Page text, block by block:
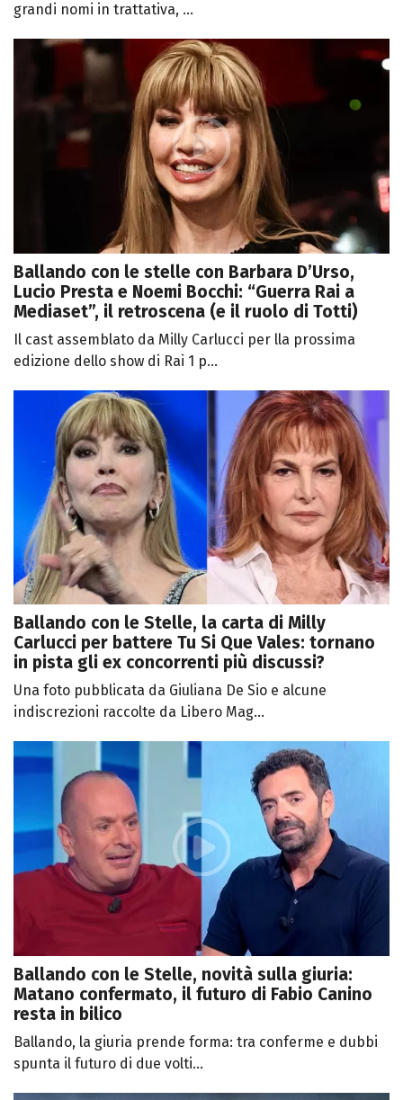
grandi nomi in trattativa, ...
Ballando con le stelle con Barbara D’Urso,
Lucio Presta e Noemi Bocchi: “Guerra Rai a
Mediaset”, il retroscena (e il ruolo di Totti)
Il cast assemblato da Milly Carlucci per lla prossima
edizione dello show di Rai 1 p...
Ballando con le Stelle, la carta di Milly
Carlucci per battere Tu Si Que Vales: tornano
in pista gli ex concorrenti più discussi?
Una foto pubblicata da Giuliana De Sio e alcune
indiscrezioni raccolte da Libero Mag...
Ballando con le Stelle, novità sulla giuria:
Matano confermato, il futuro di Fabio Canino
resta in bilico
Ballando, la giuria prende forma: tra conferme e dubbi
spunta il futuro di due volti...